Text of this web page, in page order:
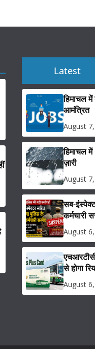
Latest
हिमाचल
आमंत्रित
August
हिमाचल
ज़ारी
August
सब-
कर्मचारी
August
से होगा
August